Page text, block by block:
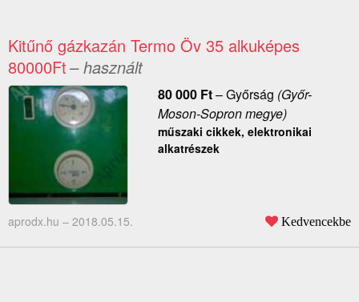
Kitűnő gázkazán Termo Öv 35 alkuképes
80000Ft– használt
80 000 Ft–Győrság (Győr-
Moson-Sopron megye)
műszaki cikkek, elektronikai
alkatrészek
aprodx.hu – 2018.05.15. Kedvencekbe